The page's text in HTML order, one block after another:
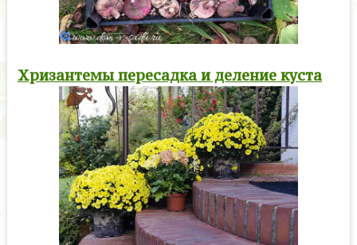
Хризантемы пересадка и деление куста